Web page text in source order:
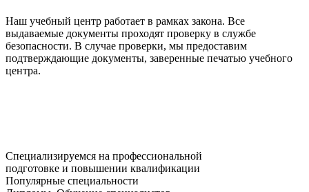
Наш учебный центр работает в рамках закона. Все
выдаваемые документы проходят проверку в службе
безопасности. В случае проверки, мы предоставим
подтверждающие документы, заверенные печатью учебного
центра.
Специализируемся на профессиональной
подготовке и повышении квалификации
Популярные специальности